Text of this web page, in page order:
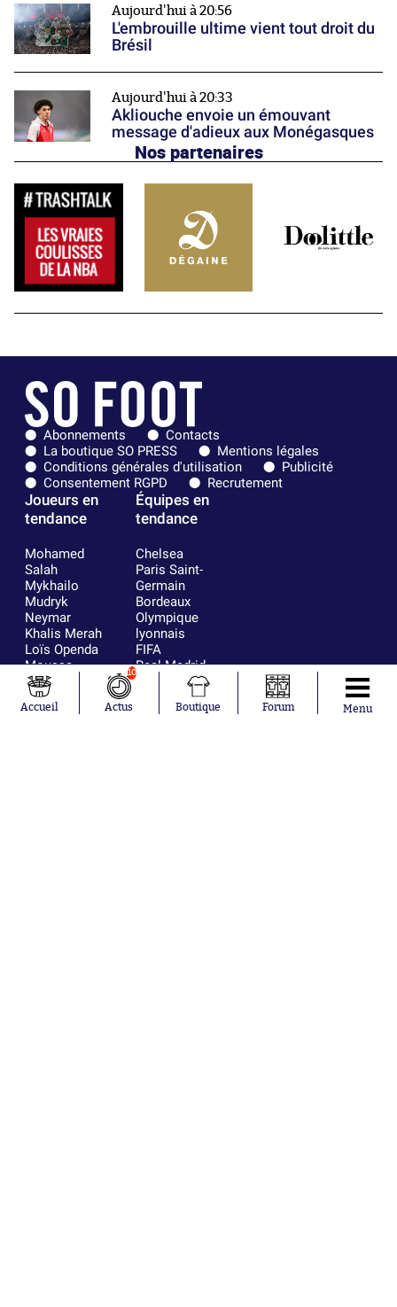
Aujourd'hui à 20:56
L'embrouille ultime vient tout droit du
Brésil
Aujourd'hui à 20:33
Akliouche envoie un émouvant
message d'adieux aux Monégasques
Nos partenaires
Abonnements
Contacts
La boutique SO PRESS
Mentions légales
Conditions générales d'utilisation
Publicité
Consentement RGPD
Recrutement
Joueurs en
tendance
Mohamed
Salah
Mykhailo
Mudryk
Neymar
Khalis Merah
Loïs Openda
Moussa
Niakhaté
Nicolás
Tagliafico
Équipes en
tendance
Chelsea
Paris Saint-
Germain
Bordeaux
Olympique
lyonnais
FIFA
Real Madrid
RC Strasbourg
France
Accueil
10
Actus Boutique Forum Menu